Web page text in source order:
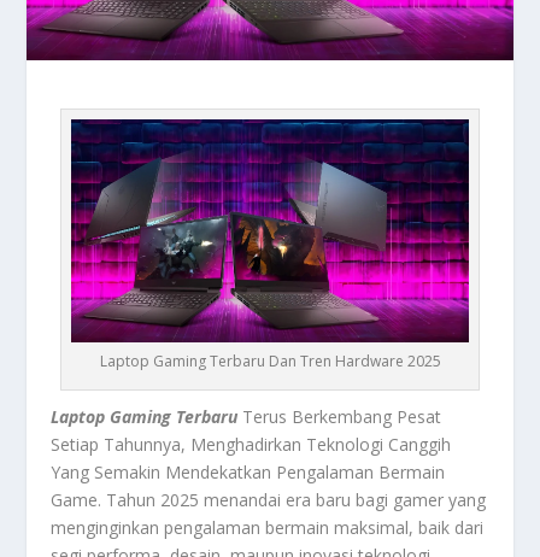
Laptop Gaming Terbaru Dan Tren Hardware 2025
Laptop Gaming Terbaru Terus Berkembang Pesat
Setiap Tahunnya, Menghadirkan Teknologi Canggih
Yang Semakin Mendekatkan Pengalaman Bermain
Game. Tahun 2025 menandai era baru bagi gamer yang
menginginkan pengalaman bermain maksimal, baik dari